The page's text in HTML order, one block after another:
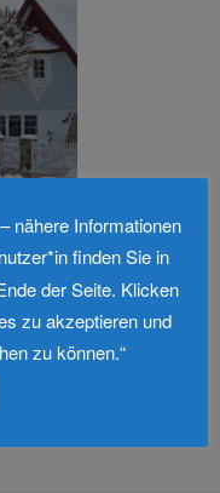
Kommentar
nähere Informationen
finden Sie in
der Seite. Klicken
zu akzeptieren und
zu können.“